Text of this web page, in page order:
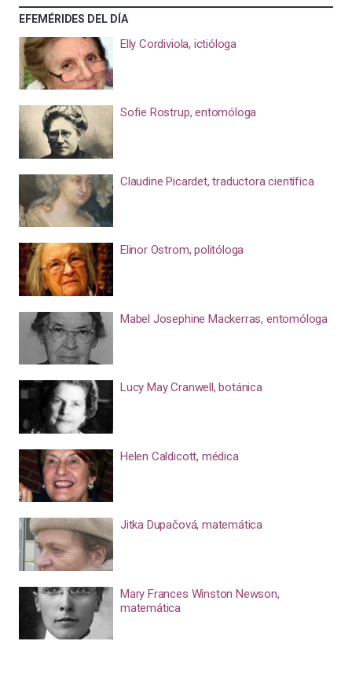
EFEMÉRIDES DEL DÍA
Elly Cordiviola, ictióloga
Sofie Rostrup, entomóloga
Claudine Picardet, traductora científica
Elinor Ostrom, politóloga
Mabel Josephine Mackerras, entomóloga
Lucy May Cranwell, botánica
Helen Caldicott, médica
Jitka Dupačová, matemática
Mary Frances Winston Newson,
matemática